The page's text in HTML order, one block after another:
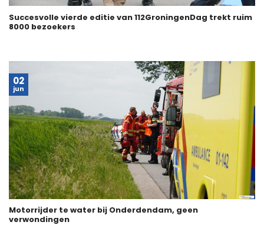
Succesvolle vierde editie van 112GroningenDag trekt ruim
8000 bezoekers
Motorrijder te water bij Onderdendam, geen
verwondingen
02
jun